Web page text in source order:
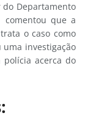
do Departamento
comentou que a
o caso como
investigação
acerca do